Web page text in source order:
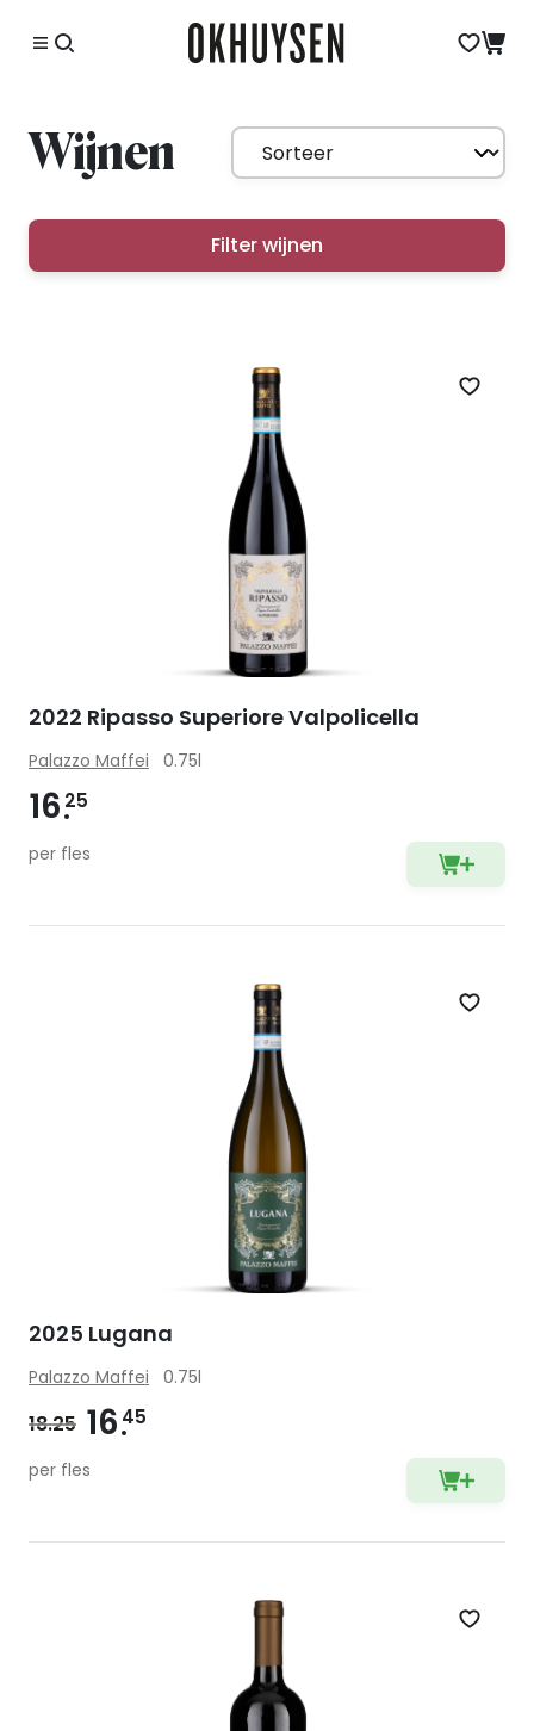
Wijnen
Filter wijnen
Zet
2022 Ripasso Superiore Valpolicella
Palazzo Maffei 0.75l
16 25
per fles
Zet
2025 Lugana
Palazzo Maffei 0.75l
18.25 16 45
per fles
Zet